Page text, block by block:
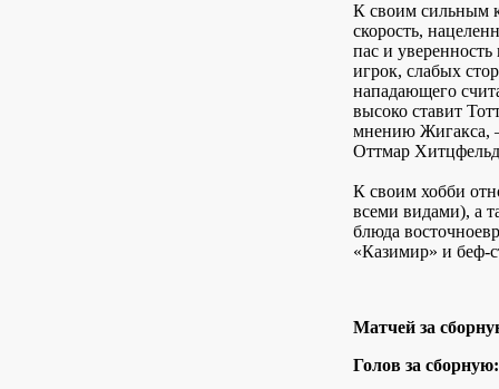
К своим сильным
скорость,
пас и
игрок, слабых
нападающего
высоко ставит
мнению Жигакса,
Оттмар
К своим хобби
всеми видами), а
блюда
«Казимир» и беф-
Матчей за
Голов за сборную: